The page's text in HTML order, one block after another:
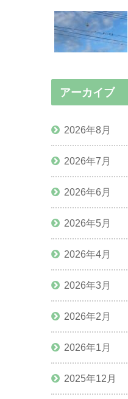
アーカイブ
2026年8月
2026年7月
2026年6月
2026年5月
2026年4月
2026年3月
2026年2月
2026年1月
2025年12月